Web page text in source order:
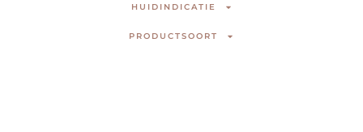
HUIDINDICATIE
PRODUCTSOORT